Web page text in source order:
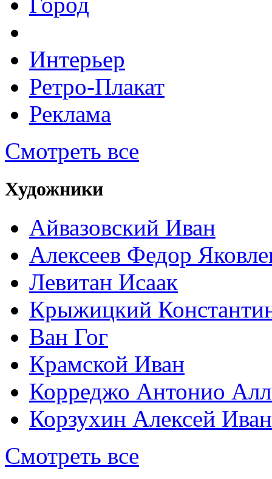
Интерьер
Ретро-Плакат
Реклама
Смотреть все
Художники
Айвазовский Иван
Алексеев Федор
Левитан Исаак
Крыжицкий
Ван Гог
Крамской Иван
Корреджо Антонио
Корзухин Алексей
Смотреть все